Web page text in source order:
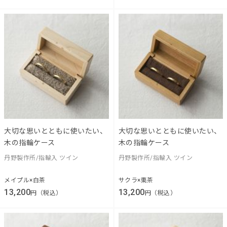
大切な思いとともに使いたい、
木の指輪ケース
丹野製作所/指輪入 ツイン
メイプル×白茶
13,200円（税込）
大切な思いとともに使いたい、
木の指輪ケース
丹野製作所/指輪入 ツイン
サクラ×栗茶
13,200円（税込）